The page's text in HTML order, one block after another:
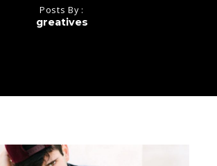
Posts By :
greatives